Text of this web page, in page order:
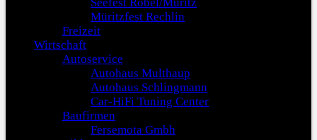
Müritzfest Rechlin
Freizeit
Wirtschaft
Autoservice
Autohaus Multhaup
Autohaus Schlingmann
Car-HiFi Tuning Center
Baufirmen
Fersemota Gmbh